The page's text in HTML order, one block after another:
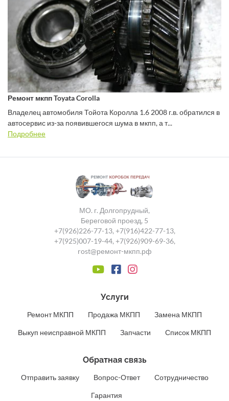
Ремонт мкпп Toyata Corolla
Владелец автомобиля Тойота Королла 1.6 2008 г.в. обратился в
автосервис из-за появившегося шума в мкпп, а т...
Подробнее
МО. г. Долгопрудный,
Береговой проезд, 5
+7(926)226-77-13, +7(916)422-77-13,
+7(925)007-19-44, +7(926)909-69-36,
rost@ремонт-мкпп.рф
Услуги
Ремонт МКПП Продажа МКПП Замена МКПП
Выкуп неисправной МКПП Запчасти Список МКПП
Обратная связь
Отправить заявку Вопрос-Ответ Сотрудничество
Гарантия